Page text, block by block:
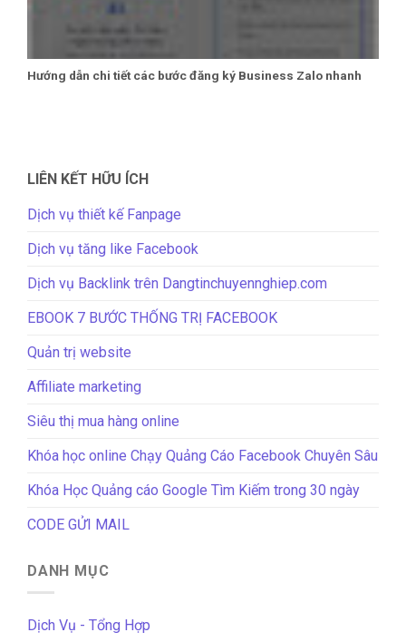
Hướng dẫn chi tiết các bước đăng ký Business Zalo nhanh
LIÊN KẾT HỮU ÍCH
Dịch vụ thiết kế Fanpage
Dịch vụ tăng like Facebook
Dịch vụ Backlink trên Dangtinchuyennghiep.com
EBOOK 7 BƯỚC THỐNG TRỊ FACEBOOK
Quản trị website
Affiliate marketing
Siêu thị mua hàng online
Khóa học online Chạy Quảng Cáo Facebook Chuyên Sâu
Khóa Học Quảng cáo Google Tìm Kiếm trong 30 ngày
CODE GỬI MAIL
DANH MỤC
Dịch Vụ - Tổng Hợp